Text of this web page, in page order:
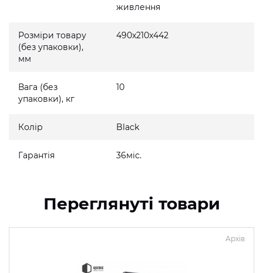
живлення
Розміри товару
(без упаковки),
мм
490x210x442
Вага (без
упаковки), кг
10
Колір Black
Гарантія 36міс.
Переглянуті товари
Архів